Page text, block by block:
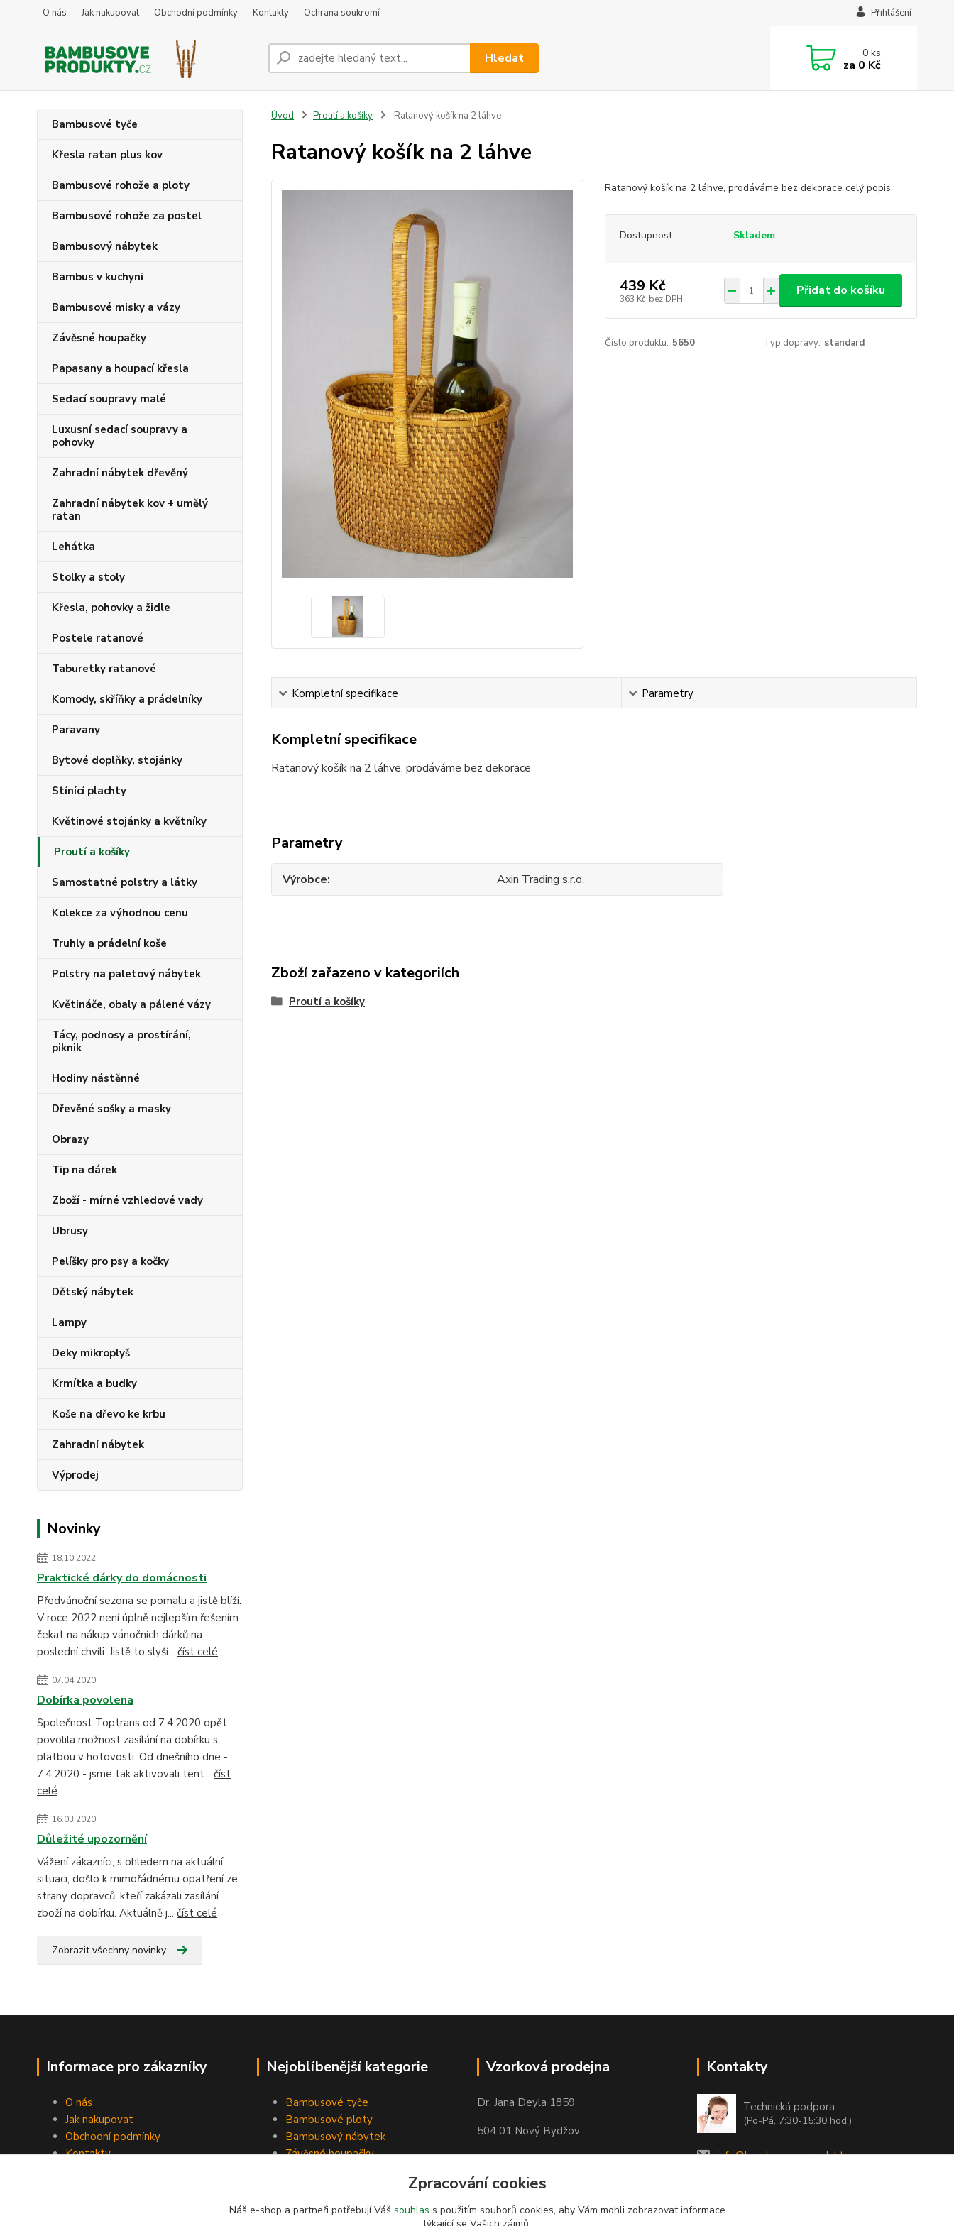
O nás Jak nakupovat Obchodní podmínky Kontakty Ochrana soukromí Přihlášení
Hledat 0ks
za 0 Kč
Bambusové tyče
Křesla ratan plus kov
Bambusové rohože a ploty
Bambusové rohože za postel
Bambusový nábytek
Bambus v kuchyni
Bambusové misky a vázy
Závěsné houpačky
Papasany a houpací křesla
Sedací soupravy malé
Luxusní sedací soupravy a
pohovky
Zahradní nábytek dřevěný
Zahradní nábytek kov + umělý
ratan
Lehátka
Stolky a stoly
Křesla, pohovky a židle
Postele ratanové
Taburetky ratanové
Komody, skříňky a prádelníky
Paravany
Bytové doplňky, stojánky
Stínící plachty
Květinové stojánky a květníky
Proutí a košíky
Samostatné polstry a látky
Kolekce za výhodnou cenu
Truhly a prádelní koše
Polstry na paletový nábytek
Květináče, obaly a pálené vázy
Tácy, podnosy a prostírání,
piknik
Hodiny nástěnné
Dřevěné sošky a masky
Obrazy
Tip na dárek
Zboží - mírné vzhledové vady
Ubrusy
Pelíšky pro psy a kočky
Dětský nábytek
Lampy
Deky mikroplyš
Krmítka a budky
Koše na dřevo ke krbu
Zahradní nábytek
Výprodej
Novinky
18.10.2022
Praktické dárky do domácnosti
Předvánoční sezona se pomalu a jistě blíží.
V roce 2022 není úplně nejlepším řešením
čekat na nákup vánočních dárků na
poslední chvíli. Jistě to slyší... číst celé
07.04.2020
Dobírka povolena
Společnost Toptrans od 7.4.2020 opět
povolila možnost zasílání na dobírku s
platbou v hotovosti. Od dnešního dne -
7.4.2020 - jsme tak aktivovali tent... číst
celé
16.03.2020
Důležité upozornění
Vážení zákazníci, s ohledem na aktuální
situaci, došlo k mimořádnému opatření ze
strany dopravců, kteří zakázali zasílání
zboží na dobírku. Aktuálně j... číst celé
Zobrazit všechny novinky
Úvod Proutí a košíky Ratanový košík na 2 láhve
Ratanový košík na 2 láhve
Ratanový košík na 2 láhve, prodáváme bez dekorace celý popis
Dostupnost Skladem
439 Kč
363 Kč bez DPH
Přidat do košíku
Číslo produktu: 5650 Typ dopravy: standard
Kompletní specifikace Parametry
Kompletní specifikace
Ratanový košík na 2 láhve, prodáváme bez dekorace
Parametry
Výrobce Axin Trading s.r.o.
Zboží zařazeno v kategoriích
Proutí a košíky
Informace pro zákazníky
O nás
Jak nakupovat
Obchodní podmínky
Kontakty
Nejoblíbenější kategorie
Bambusové tyče
Bambusové ploty
Bambusový nábytek
Závěsné houpačky
Vzorková prodejna
Dr. Jana Deyla 1859
504 01 Nový Bydžov
Otevírací doba:
Po - Pá 8:00 - 17:00
So - 8:00 - 17:00
Kontakty
Technická podpora
(Po-Pá, 7:30-15:30 hod.)
info@bambusove-produkty.cz
Zpracování cookies
Náš e-shop a partneři potřebují Váš souhlas s použitím souborů cookies, aby Vám mohli zobrazovat informace